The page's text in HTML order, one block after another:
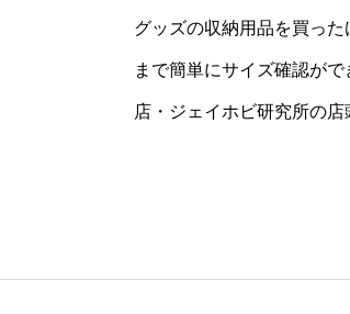
グッズの収納用品を買っ
まで簡単にサイズ確認が
店・ジェイホビ研究所の店